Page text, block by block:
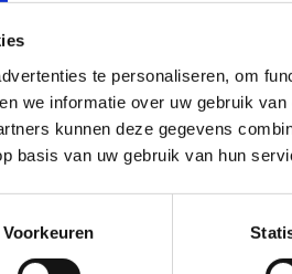
te personaliseren, om
we informatie over uw gebruik
kunnen deze gegevens
basis van uw gebruik van hun
Voorkeuren